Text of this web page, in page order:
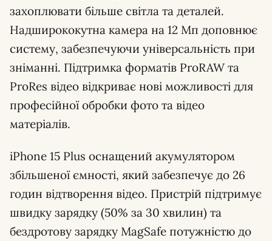
захоплювати більше світла та деталей.
Надширококутна камера на 12 Мп доповнює
систему, забезпечуючи універсальність при
зніманні. Підтримка форматів ProRAW та
ProRes відео відкриває нові можливості для
професійної обробки фото та відео
матеріалів.
iPhone 15 Plus оснащений акумулятором
збільшеної ємності, який забезпечує до 26
годин відтворення відео. Пристрій підтримує
швидку зарядку (50% за 30 хвилин) та
бездротову зарядку MagSafe потужністю до